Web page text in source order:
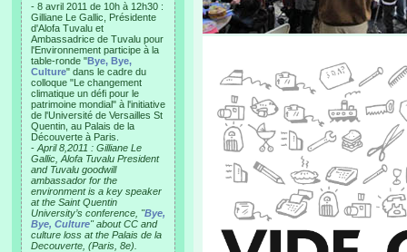
- 8 avril 2011 de 10h à 12h30 :
Gilliane Le Gallic, Présidente
d'Alofa Tuvalu et
Ambassadrice de Tuvalu pour
l'Environnement participe à la
table-ronde "Bye, Bye,
Culture" dans le cadre du
colloque "Le changement
climatique un défi pour le
patrimoine mondial" à l'initiative
de l'Université de Versailles St
Quentin, au Palais de la
Découverte à Paris.
- April 8,2011 : Gilliane Le
Gallic, Alofa Tuvalu President
and Tuvalu goodwill
ambassador for the
environment is a key speaker
at the Saint Quentin
University’s conference, "Bye,
Bye, Culture" about CC and
culture loss at the Palais de la
Decouverte, (Paris, 8e).